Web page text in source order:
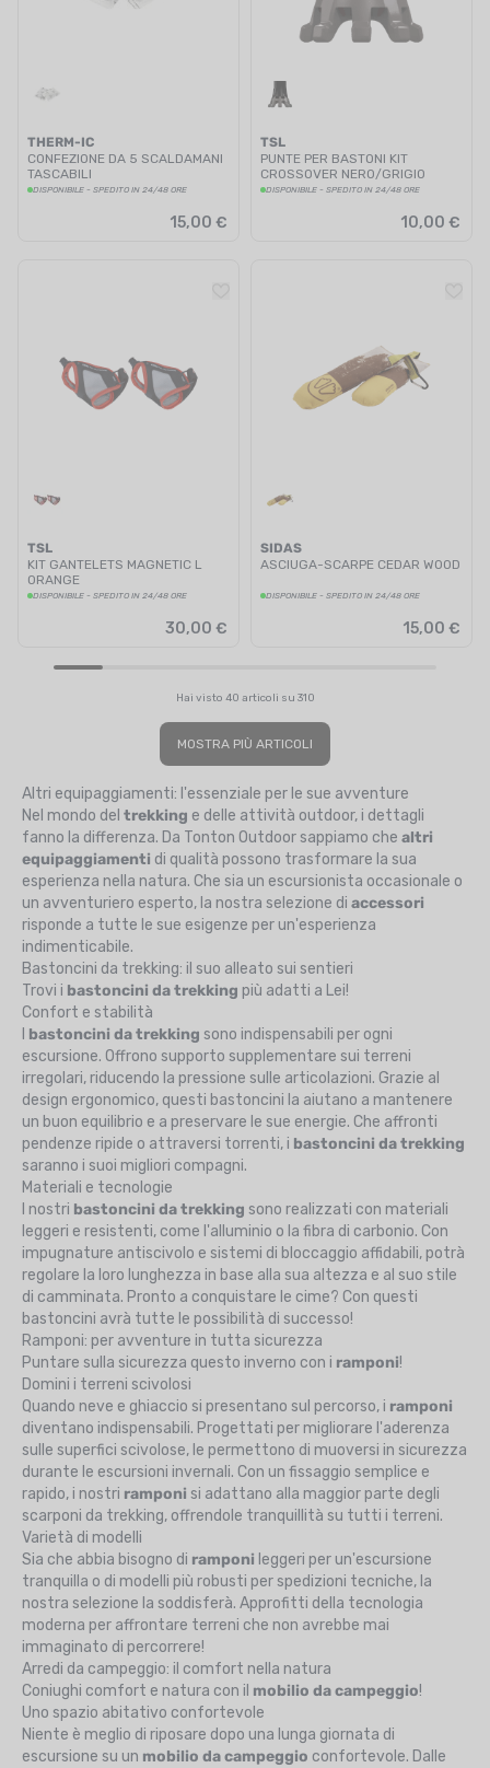
THERM-IC
CONFEZIONE DA 5 SCALDAMANI
TASCABILI
DISPONIBILE - SPEDITO IN 24/48 ORE
15,00 €
TSL
PUNTE PER BASTONI KIT
CROSSOVER NERO/GRIGIO
DISPONIBILE - SPEDITO IN 24/48 ORE
10,00 €
TSL
KIT GANTELETS MAGNETIC L
ORANGE
DISPONIBILE - SPEDITO IN 24/48 ORE
30,00 €
SIDAS
ASCIUGA-SCARPE CEDAR WOOD
DISPONIBILE - SPEDITO IN 24/48 ORE
15,00 €
Hai visto 40 articoli su 310
MOSTRA PIÙ ARTICOLI
Altri equipaggiamenti: l'essenziale per le sue avventure
Nel mondo del trekking e delle attività outdoor, i dettagli
fanno la differenza. Da Tonton Outdoor sappiamo che altri
equipaggiamenti di qualità possono trasformare la sua
esperienza nella natura. Che sia un escursionista occasionale o
un avventuriero esperto, la nostra selezione di accessori
risponde a tutte le sue esigenze per un'esperienza
indimenticabile.
Bastoncini da trekking: il suo alleato sui sentieri
Trovi i bastoncini da trekking più adatti a Lei!
Confort e stabilità
bastoncini da trekking sono indispensabili per ogni
escursione. Offrono supporto supplementare sui terreni
irregolari, riducendo la pressione sulle articolazioni. Grazie al
design ergonomico, questi bastoncini la aiutano a mantenere
un buon equilibrio e a preservare le sue energie. Che affronti
pendenze ripide o attraversi torrenti, i bastoncini da trekking
saranno i suoi migliori compagni.
Materiali e tecnologie
I nostri bastoncini da trekking sono realizzati con materiali
leggeri e resistenti, come l'alluminio o la fibra di carbonio. Con
impugnature antiscivolo e sistemi di bloccaggio affidabili, potrà
regolare la loro lunghezza in base alla sua altezza e al suo stile
di camminata. Pronto a conquistare le cime? Con questi
bastoncini avrà tutte le possibilità di successo!
Ramponi: per avventure in tutta sicurezza
Puntare sulla sicurezza questo inverno con i ramponi!
Domini i terreni scivolosi
Quando neve e ghiaccio si presentano sul percorso, i ramponi
diventano indispensabili. Progettati per migliorare l'aderenza
sulle superfici scivolose, le permettono di muoversi in sicurezza
durante le escursioni invernali. Con un fissaggio semplice e
rapido, i nostri ramponi si adattano alla maggior parte degli
scarponi da trekking, offrendole tranquillità su tutti i terreni.
Varietà di modelli
Sia che abbia bisogno di ramponi leggeri per un'escursione
tranquilla o di modelli più robusti per spedizioni tecniche, la
nostra selezione la soddisferà. Approfitti della tecnologia
moderna per affrontare terreni che non avrebbe mai
immaginato di percorrere!
Arredi da campeggio: il comfort nella natura
Coniughi comfort e natura con il mobilio da campeggio!
Uno spazio abitativo confortevole
Niente è meglio di riposare dopo una lunga giornata di
escursione su un mobilio da campeggio confortevole. Dalle